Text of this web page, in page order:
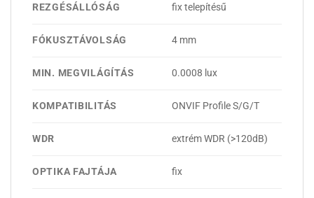
REZGÉSÁLLÓSÁG fix telepítésű
FÓKUSZTÁVOLSÁG 4 mm
MIN. MEGVILÁGÍTÁS 0.0008 lux
KOMPATIBILITÁS ONVIF Profile S/G/T
WDR extrém WDR (>120dB)
OPTIKA FAJTÁJA fix